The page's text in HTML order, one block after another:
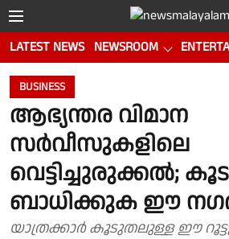
LATEST NEWS NEWSROOM
BUSINESS
ആഭ്യന്തര വിമാന
സർവീസുകളിലെ
വെട്ടിച്ചുരുക്കൽ;
ബാധിക്കുക ഈ
യാത്രക്കാർ കൂടുതലുള്ള ഈ